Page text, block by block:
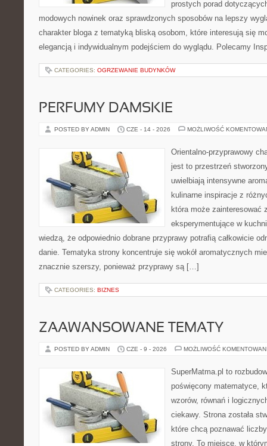
prostych porad
modowych nowinek oraz sprawdzonych sposobów na lepszy
charakter bloga z tematyką bliską osobom, które interesują się
elegancją i indywidualnym podejściem do wyglądu. Polecamy
CATEGORIES: OGRZEWANIE BUDYNKÓW
PERFUMY DAMSKIE
POSTED BY ADMIN CZE - 14 - 2026 MOŻLIWOŚĆ
Orientalno-przyprawowy
jest to przestrzeń
uwielbiają intensywne
kulinarne inspiracje z
która może zainteresować
eksperymentujące w
wiedzą, że odpowiednio dobrane przyprawy potrafią całkowicie
danie. Tematyka strony koncentruje się wokół aromatycznych
znacznie szerszy, ponieważ przyprawy są […]
CATEGORIES: BIZNES
ZAAWANSOWANE TEMATY
POSTED BY ADMIN CZE - 9 - 2026 MOŻLIWOŚĆ
SuperMatma.pl to
poświęcony matematyce,
wzorów, równań i
ciekawy. Strona została
które chcą poznawać
strony. To miejsce, w